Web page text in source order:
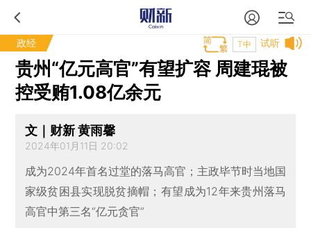
政经 试听
T中
贵州“亿元高官”有望扩容 周建琨被
控受贿1.08亿余元
文｜财新 黄雨馨
2024年01月11日 20:02
成为2024年首名过堂的落马高官；主政毕节时当地国
家级贫困县实现脱贫摘帽；有望成为12年来贵州落马
高官中第三名“亿元贪官”